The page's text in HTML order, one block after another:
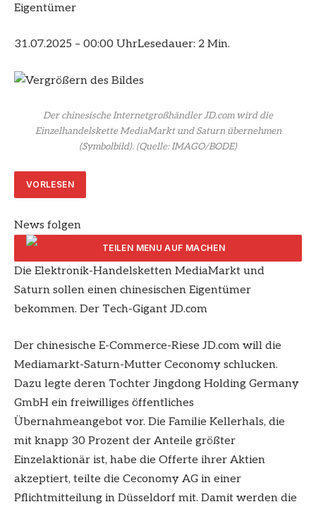
Eigentümer
31.07.2025 – 00:00 UhrLesedauer: 2 Min.
Der chinesische Internetgroßhändler JD.com wird die
Einzelhandelskette MediaMarkt und Saturn übernehmen
(Symbolbild). (Quelle: IMAGO/BODE)
VORLESEN
News folgen
ARTIKEL TEILEN
Die Elektronik-Handelsketten MediaMarkt und
Saturn sollen einen chinesischen Eigentümer
bekommen. Der Tech-Gigant JD.com
Der chinesische E-Commerce-Riese JD.com will die
Mediamarkt-Saturn-Mutter Ceconomy schlucken.
Dazu legte deren Tochter Jingdong Holding Germany
GmbH ein freiwilliges öffentliches
Übernahmeangebot vor. Die Familie Kellerhals, die
mit knapp 30 Prozent der Anteile größter
Einzelaktionär ist, habe die Offerte ihrer Aktien
akzeptiert, teilte die Ceconomy AG in einer
Pflichtmitteilung in Düsseldorf mit. Damit werden die